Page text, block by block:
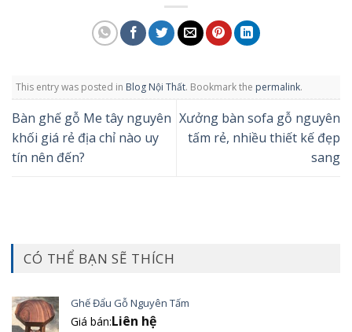
This entry was posted in Blog Nội Thất. Bookmark the permalink.
Bàn ghế gỗ Me tây nguyên
khối giá rẻ địa chỉ nào uy
tín nên đến?
Xưởng bàn sofa gỗ nguyên
tấm rẻ, nhiều thiết kế đẹp
sang
CÓ THỂ BẠN SẼ THÍCH
Ghế Đẩu Gỗ Nguyên Tấm
Giá bán:Liên hệ